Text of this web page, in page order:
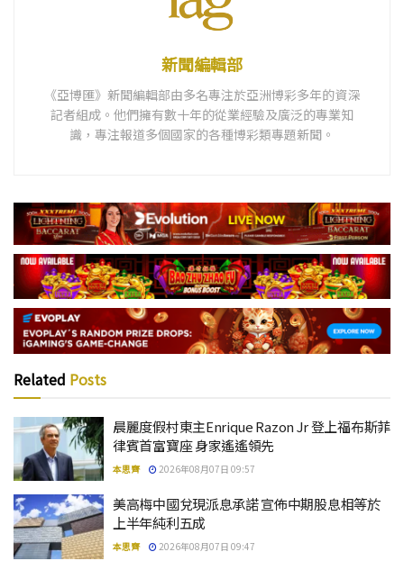
新聞編輯部
《亞博匯》新聞編輯部由多名專注於亞洲博彩多年的資深
記者組成。他們擁有數十年的從業經驗及廣泛的專業知
識，專注報道多個國家的各種博彩類專題新聞。
Related Posts
晨麗度假村東主Enrique Razon Jr 登上福布斯菲
律賓首富寶座 身家遙遙領先
本思齊 2026年08月07日 09:57
美高梅中國兌現派息承諾 宣佈中期股息相等於
上半年純利五成
本思齊 2026年08月07日 09:47